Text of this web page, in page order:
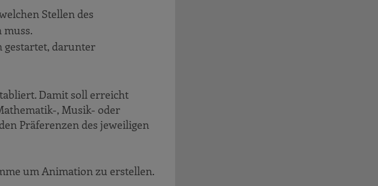
Stellen des
muss.
gestartet, darunter
Damit soll erreicht
, Musik- oder
Präferenzen des jeweiligen
um Animation zu erstellen.